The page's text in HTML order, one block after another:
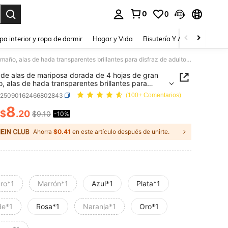
0 0
interior y ropa de dormir Hogar y Vida Bisutería Y Accesorios
Juego de alas de mariposa dorada de 4 hojas de gran tamaño, alas de hada transparentes brillantes para disfraz de adulto, alas de ángel para mujeres, disfraz de Halloween
alas de mariposa dorada de 4 hojas de gran
alas de hada transparentes brillantes para
de adulto, alas de ángel para mujeres, disfraz de
(100+ Comentarios)
AND AVAILABILITY
$8.20 $9.10 -10%
Ahorra $0.41 en este artículo después de unirte.
Marrón*1 Azul*1 Plata*1
Rosa*1 Naranja*1 Oro*1